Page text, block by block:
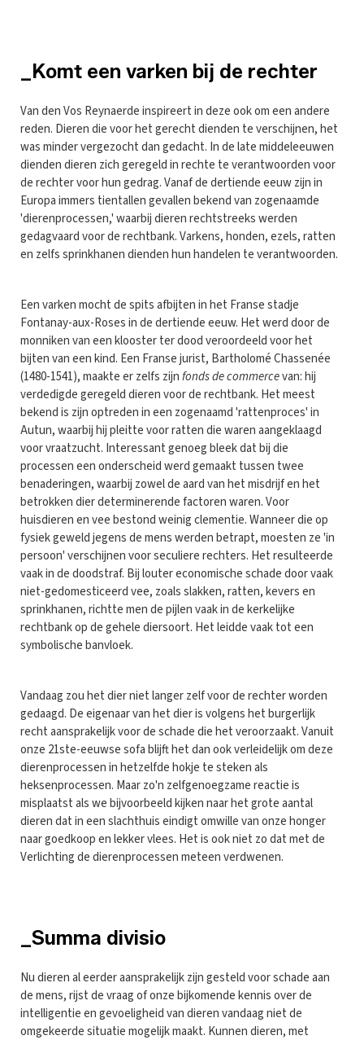
_Komt een varken bij de rechter
Van den Vos Reynaerde inspireert in deze ook om een andere
reden. Dieren die voor het gerecht dienden te verschijnen, het
was minder vergezocht dan gedacht. In de late middeleeuwen
dienden dieren zich geregeld in rechte te verantwoorden voor
de rechter voor hun gedrag. Vanaf de dertiende eeuw zijn in
Europa immers tientallen gevallen bekend van zogenaamde
'dierenprocessen,' waarbij dieren rechtstreeks werden
gedagvaard voor de rechtbank. Varkens, honden, ezels, ratten
en zelfs sprinkhanen dienden hun handelen te verantwoorden.
Een varken mocht de spits afbijten in het Franse stadje
Fontanay-aux-Roses in de dertiende eeuw. Het werd door de
monniken van een klooster ter dood veroordeeld voor het
bijten van een kind. Een Franse jurist, Bartholomé Chassenée
(1480-1541), maakte er zelfs zijnfonds de commercevan: hij
verdedigde geregeld dieren voor de rechtbank. Het meest
bekend is zijn optreden in een zogenaamd 'rattenproces' in
Autun, waarbij hij pleitte voor ratten die waren aangeklaagd
voor vraatzucht. Interessant genoeg bleek dat bij die
processen een onderscheid werd gemaakt tussen twee
benaderingen, waarbij zowel de aard van het misdrijf en het
betrokken dier determinerende factoren waren. Voor
huisdieren en vee bestond weinig clementie. Wanneer die op
fysiek geweld jegens de mens werden betrapt, moesten ze 'in
persoon' verschijnen voor seculiere rechters. Het resulteerde
vaak in de doodstraf. Bij louter economische schade door vaak
niet-gedomesticeerd vee, zoals slakken, ratten, kevers en
sprinkhanen, richtte men de pijlen vaak in de kerkelijke
rechtbank op de gehele diersoort. Het leidde vaak tot een
symbolische banvloek.
Vandaag zou het dier niet langer zelf voor de rechter worden
gedaagd. De eigenaar van het dier is volgens het burgerlijk
recht aansprakelijk voor de schade die het veroorzaakt. Vanuit
onze 21ste-eeuwse sofa blijft het dan ook verleidelijk om deze
dierenprocessen in hetzelfde hokje te steken als
heksenprocessen. Maar zo'n zelfgenoegzame reactie is
misplaatst als we bijvoorbeeld kijken naar het grote aantal
dieren dat in een slachthuis eindigt omwille van onze honger
naar goedkoop en lekker vlees. Het is ook niet zo dat met de
Verlichting de dierenprocessen meteen verdwenen.
_Summa divisio
Nu dieren al eerder aansprakelijk zijn gesteld voor schade aan
de mens, rijst de vraag of onze bijkomende kennis over de
intelligentie en gevoeligheid van dieren vandaag niet de
omgekeerde situatie mogelijk maakt. Kunnen dieren, met